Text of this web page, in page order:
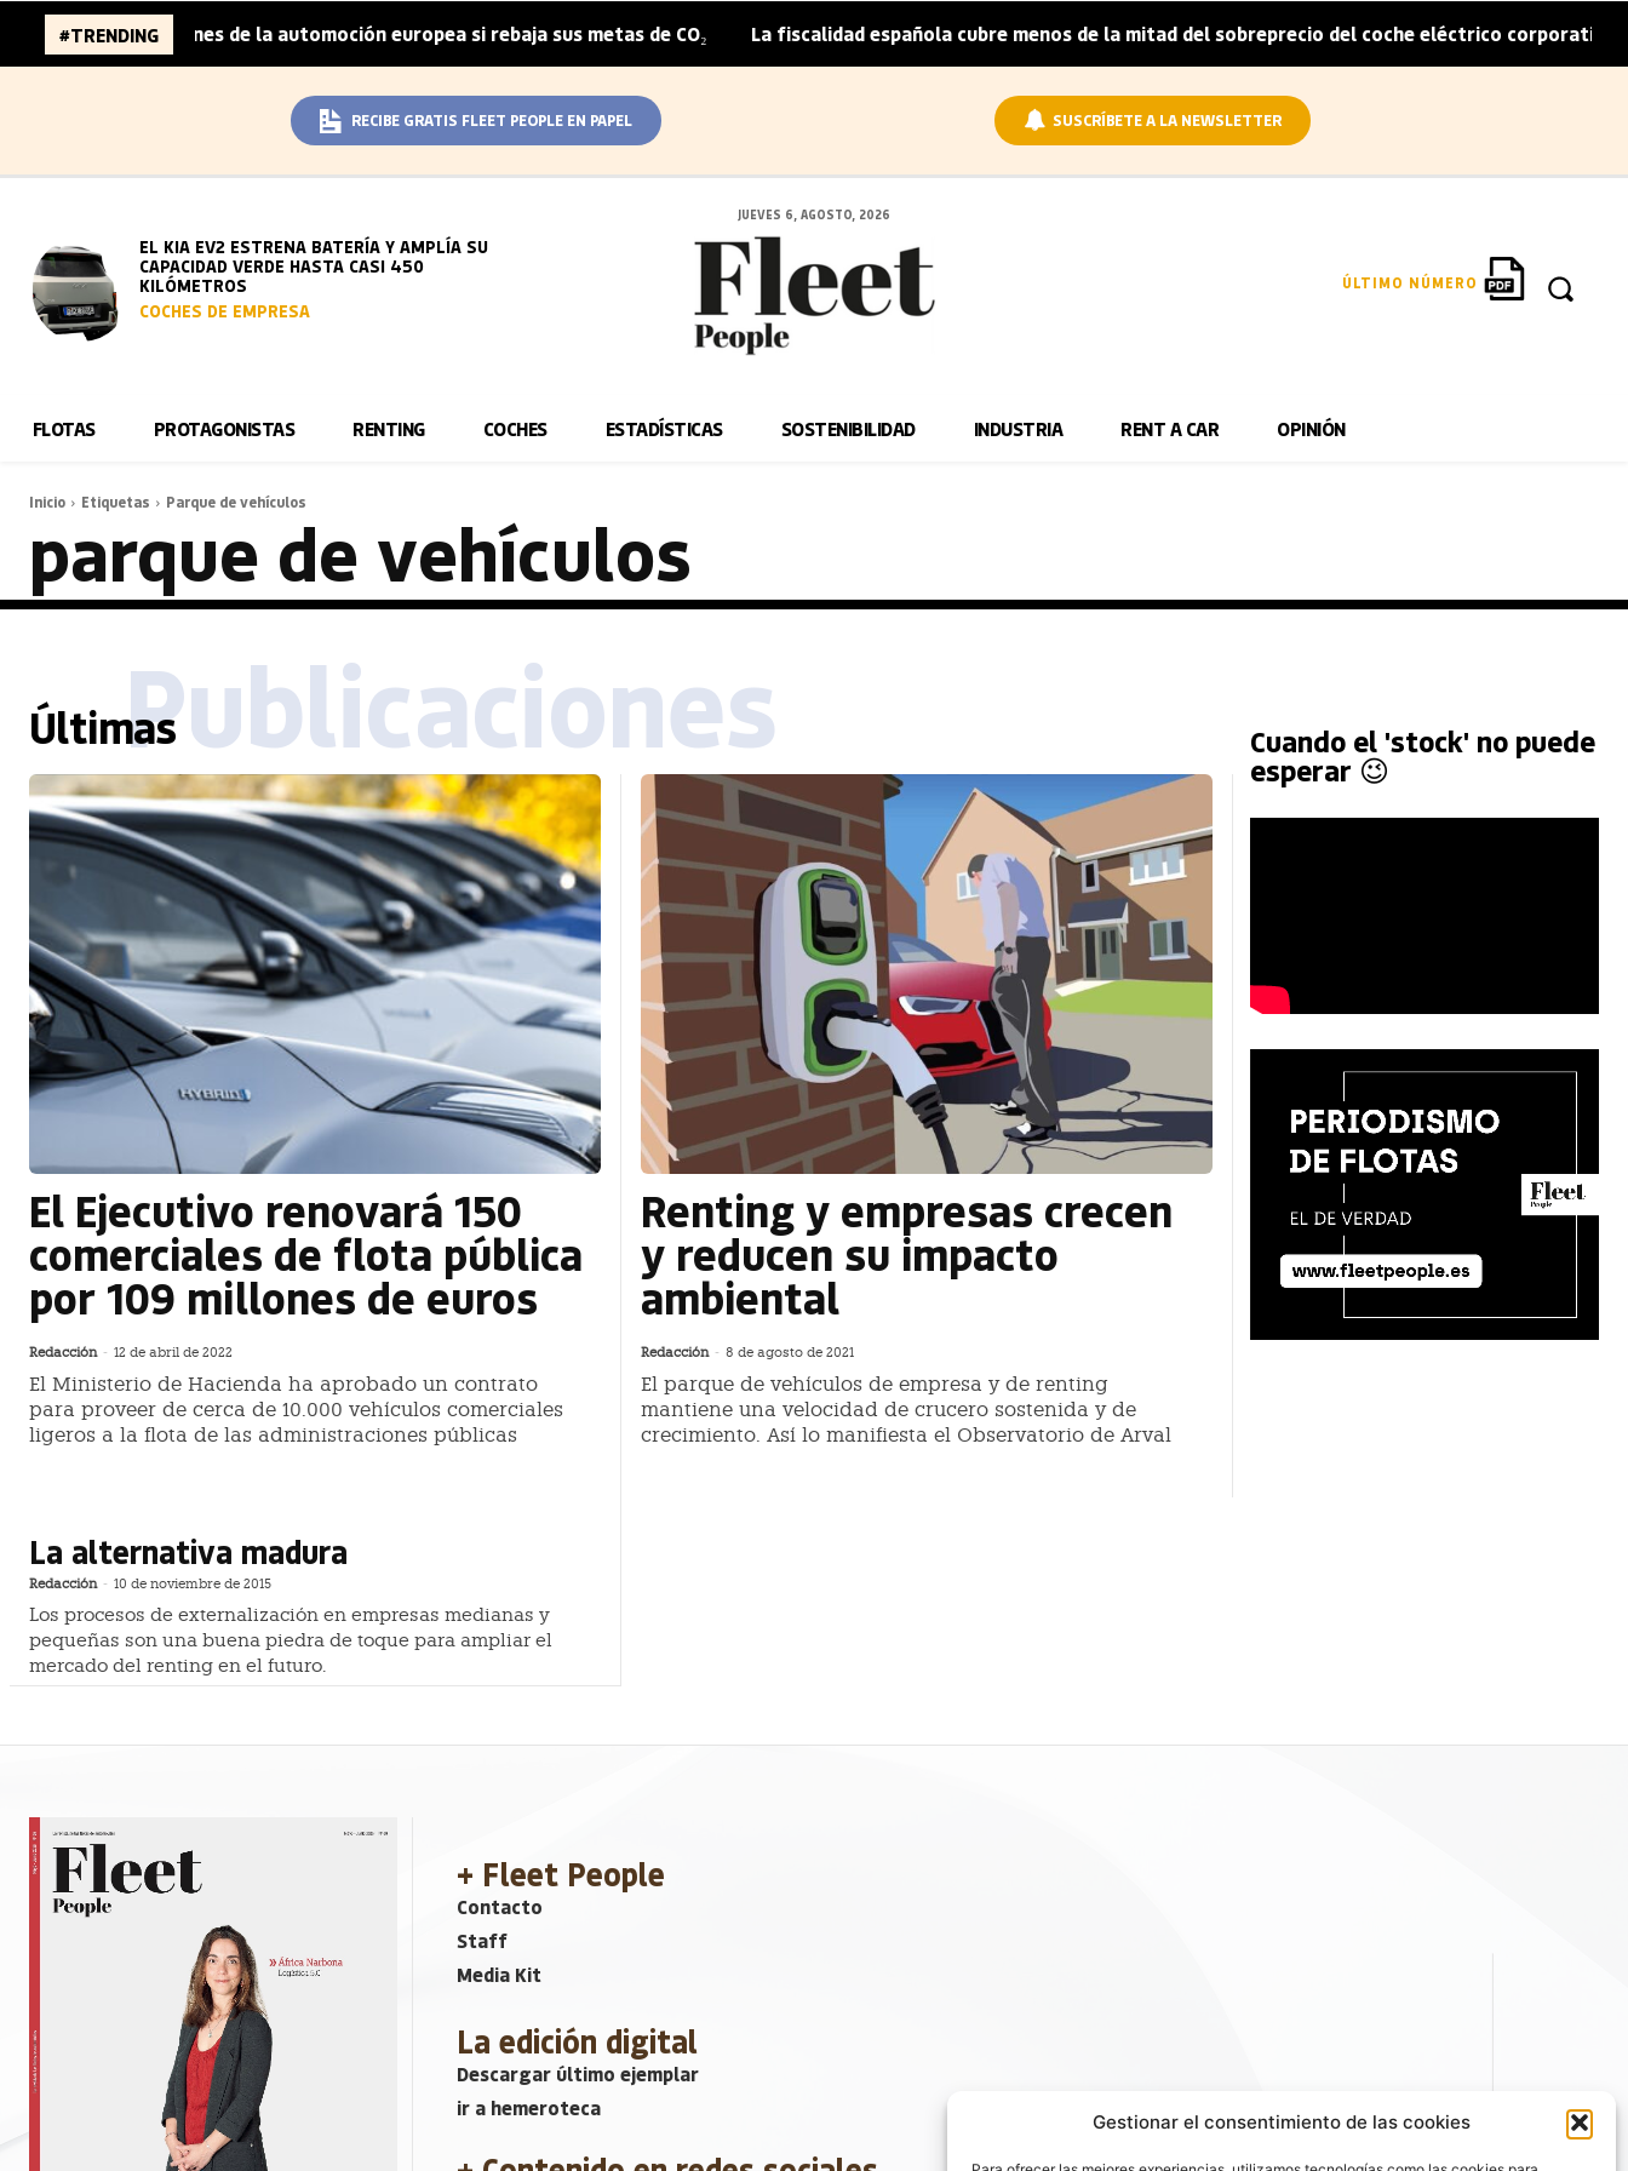
Gestionar el consentimiento de las cookies
#TRENDING
96.000 millones de la automoción europea si rebaja sus metas de CO₂ | La fiscalidad española cubre menos de la mitad del sobreprecio del coche eléctrico corporativo
RECIBE GRATIS FLEET PEOPLE EN PAPEL SUSCRÍBETE A LA NEWSLETTER
EL KIA EV2 ESTRENA BATERÍA Y AMPLÍA SU
CAPACIDAD VERDE HASTA CASI 450
KILÓMETROS
COCHES DE EMPRESA
JUEVES 6, AGOSTO, 2026
ÚLTIMO NÚMERO
FLOTAS PROTAGONISTAS RENTING COCHES ESTADÍSTICAS SOSTENIBILIDAD INDUSTRIA RENT A CAR OPINIÓN
Inicio Etiquetas Parque de vehículos
parque de vehículos
ÚltimasPublicaciones
El Ejecutivo renovará 150
comerciales de flota pública
por 109 millones de euros
Redacción - 12 de abril de 2022
El Ministerio de Hacienda ha aprobado un contrato
para proveer de cerca de 10.000 vehículos comerciales
ligeros a la flota de las administraciones públicas
Renting y empresas crecen
y reducen su impacto
ambiental
Redacción - 8 de agosto de 2021
El parque de vehículos de empresa y de renting
mantiene una velocidad de crucero sostenida y de
crecimiento. Así lo manifiesta el Observatorio de Arval
La alternativa madura
Redacción - 10 de noviembre de 2015
Los procesos de externalización en empresas medianas y
pequeñas son una buena piedra de toque para ampliar el
mercado del renting en el futuro.
Cuando el 'stock' no puede
esperar 😉
+ Fleet People
Contacto
Staff
Media Kit
La edición digital
Descargar último ejemplar
ir a hemeroteca